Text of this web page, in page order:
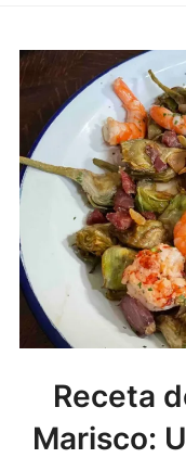
Receta
Marisco: